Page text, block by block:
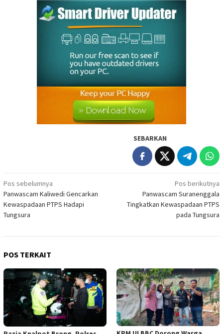
SEBARKAN
Navigasi
pos
Pos sebelumnya
Panwascam Kaliwedi Gencarkan
Kewaspadaan PTPS Hadapi
Tungsura
Pos berikutnya
Panwascam Suranenggala
Tingkatkan Kewaspadaan PTPS
pada Tungsura
POS TERKAIT